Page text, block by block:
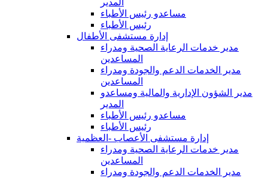
مساعدو رئيس الأطباء
رئيس الأطباء
إدارة مستشفى الأطفال
مدير خدمات الرعاية الصحية ومدراء
المساعدين
مدير الخدمات الدعم والجودة ومدراء
المساعدين
مدير الشؤون الإدارية والمالية ومساعدو
المدير
مساعدو رئيس الأطباء
رئيس الأطباء
إدارة مستشفى الأعصاب -العظمية
مدير خدمات الرعاية الصحية ومدراء
المساعدين
مدير الخدمات الدعم والجودة ومدراء